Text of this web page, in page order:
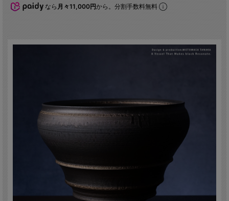
なら月々11,000円から。分割手数料無料